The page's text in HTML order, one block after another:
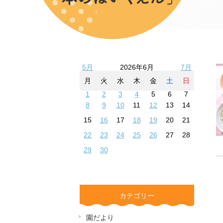
5月 2026年6月
7月
月
火 水 木 金 土
日
1
2 3 4 5 6
7
8
9 10 11 12 13
14
15
16 17 18 19 20
21
22
23 24 25 26 27
28
29
30
カテゴリー
園だより